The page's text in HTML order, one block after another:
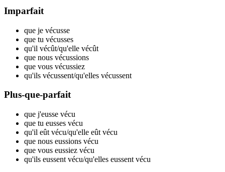
Imparfait
que je vécusse
que tu vécusses
qu'il vécût/qu'elle vécût
que nous vécussions
que vous vécussiez
qu'ils vécussent/qu'elles vécussent
Plus-que-parfait
que j'eusse vécu
que tu eusses vécu
qu'il eût vécu/qu'elle eût vécu
que nous eussions vécu
que vous eussiez vécu
qu'ils eussent vécu/qu'elles eussent vécu